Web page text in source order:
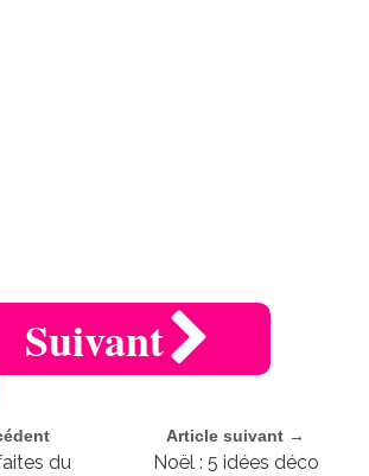
Suivant
du
Article suivant →
Noël : 5 idées déco